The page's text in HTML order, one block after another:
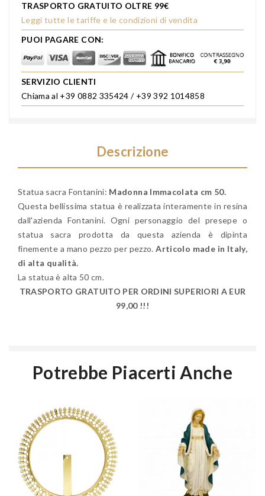
TRASPORTO GRATUITO OLTRE 99€
Leggi tutte le tariffe e le condizioni di vendita
PUOI PAGARE CON:
SERVIZIO CLIENTI
Chiama al +39 0882 335424 / +39 392 1014858
Descrizione
Statua sacra Fontanini: Madonna Immacolata cm 50.
Questa bellissima statua è realizzata interamente in resina
dall'azienda Fontanini. Ogni personaggio del presepe o
statua sacra prodotta da questa azienda è dipinta
finemente a mano pezzo per pezzo.Articolo made in Italy,
di alta qualità.
La statua è alta 50 cm.
TRASPORTO GRATUITO PER ORDINI SUPERIORI A EUR
99,00 !!!
Potrebbe Piacerti Anche